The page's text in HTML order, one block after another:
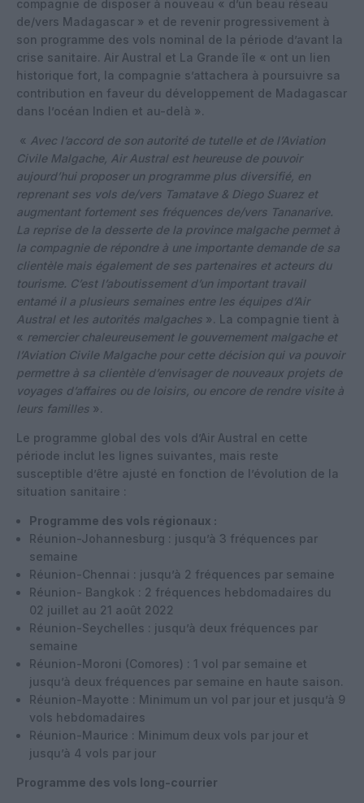
compagnie de disposer à nouveau « d’un beau réseau
de/vers Madagascar » et de revenir progressivement à
son programme des vols nominal de la période d’avant la
crise sanitaire. Air Austral et La Grande île « ont un lien
historique fort, la compagnie s’attachera à poursuivre sa
contribution en faveur du développement de Madagascar
dans l’océan Indien et au-delà ».
« Avec l’accord de son autorité de tutelle et de l’Aviation
Civile Malgache, Air Austral est heureuse de pouvoir
aujourd’hui proposer un programme plus diversifié, en
reprenant ses vols de/vers Tamatave & Diego Suarez et
augmentant fortement ses fréquences de/vers Tananarive.
La reprise de la desserte de la province malgache permet à
la compagnie de répondre à une importante demande de sa
clientèle mais également de ses partenaires et acteurs du
tourisme. C’est l’aboutissement d’un important travail
entamé il a plusieurs semaines entre les équipes d’Air
Austral et les autorités malgaches ». La compagnie tient à
« remercier chaleureusement le gouvernement malgache et
l’Aviation Civile Malgache pour cette décision qui va pouvoir
permettre à sa clientèle d’envisager de nouveaux projets de
voyages d’affaires ou de loisirs, ou encore de rendre visite à
leurs familles ».
Le programme global des vols d’Air Austral en cette
période inclut les lignes suivantes, mais reste
susceptible d’être ajusté en fonction de l’évolution de la
situation sanitaire :
Programme des vols régionaux :
Réunion-Johannesburg : jusqu’à 3 fréquences par
semaine
Réunion-Chennai : jusqu’à 2 fréquences par semaine
Réunion- Bangkok : 2 fréquences hebdomadaires du
02 juillet au 21 août 2022
Réunion-Seychelles : jusqu’à deux fréquences par
semaine
Réunion-Moroni (Comores) : 1 vol par semaine et
jusqu’à deux fréquences par semaine en haute saison.
Réunion-Mayotte : Minimum un vol par jour et jusqu’à 9
vols hebdomadaires
Réunion-Maurice : Minimum deux vols par jour et
jusqu’à 4 vols par jour
Programme des vols long-courrier